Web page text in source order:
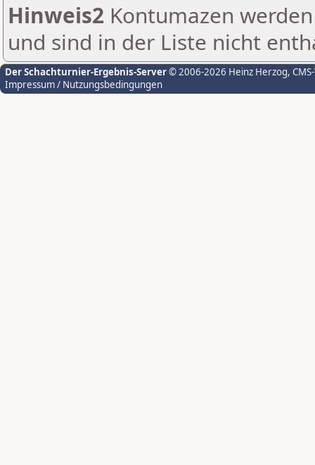
Hinweis2 Kontumazen
und sind in der Liste nicht
Der Schachturnier-Ergebnis-Server© 2006-2026 Heinz Herzog,
Impressum / Nutzungsbedingungen